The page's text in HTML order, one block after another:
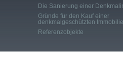
Die Sanierung einer
Gründe für den Kauf einer
denkmalgeschützten Immobilie
Referenzobjekte